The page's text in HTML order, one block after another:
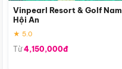
Vinpearl Resort & Golf Nam
Hội An
★ 5.0
Từ4,150,000đ